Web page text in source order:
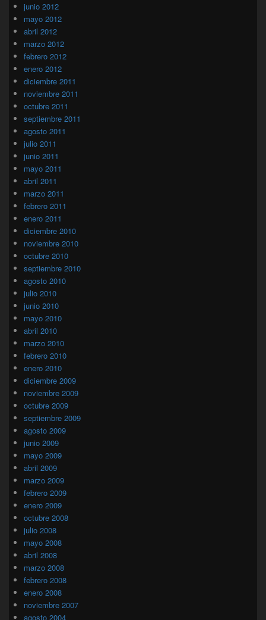
junio 2012
mayo 2012
abril 2012
marzo 2012
febrero 2012
enero 2012
diciembre 2011
noviembre 2011
octubre 2011
septiembre 2011
agosto 2011
julio 2011
junio 2011
mayo 2011
abril 2011
marzo 2011
febrero 2011
enero 2011
diciembre 2010
noviembre 2010
octubre 2010
septiembre 2010
agosto 2010
julio 2010
junio 2010
mayo 2010
abril 2010
marzo 2010
febrero 2010
enero 2010
diciembre 2009
noviembre 2009
octubre 2009
septiembre 2009
agosto 2009
junio 2009
mayo 2009
abril 2009
marzo 2009
febrero 2009
enero 2009
octubre 2008
julio 2008
mayo 2008
abril 2008
marzo 2008
febrero 2008
enero 2008
noviembre 2007
agosto 2004